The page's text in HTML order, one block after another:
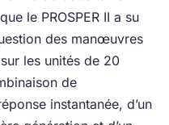
le PROSPER II a su
des manœuvres
les unités de 20
de
instantanée, d’un